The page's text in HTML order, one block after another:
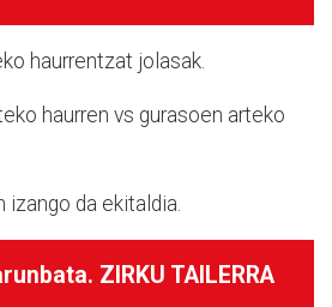
haurrentzat jolasak.
haurren vs gurasoen arteko
izango da ekitaldia.
ZIRKU TAILERRA